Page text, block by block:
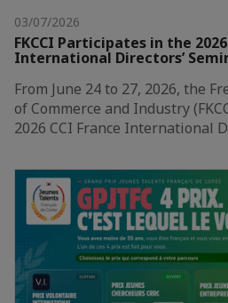
03/07/2026
FKCCI Participates in the
International Directors’
From June 24 to 27, 2026, the
of Commerce and Industry
2026 CCI France International